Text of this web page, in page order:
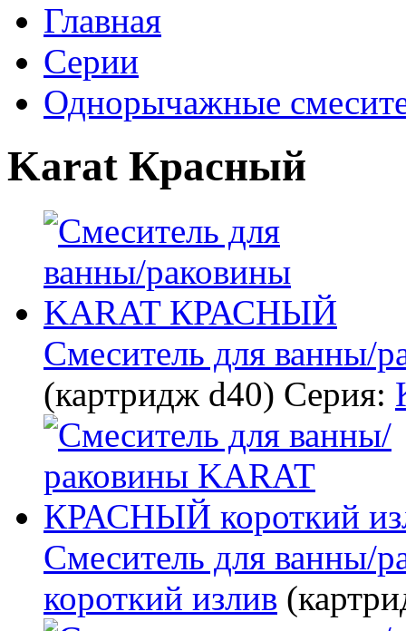
Главная
Серии
Однорычажные
Karat Красный
Смеситель для
(картридж d40) Серия:
Смеситель для
короткий излив